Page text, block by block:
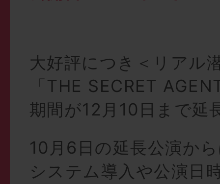
大好評につき＜リアル
「THE SECRET
期間が12月10日まで延
10月6日の延長公演か
システム導入や公演日